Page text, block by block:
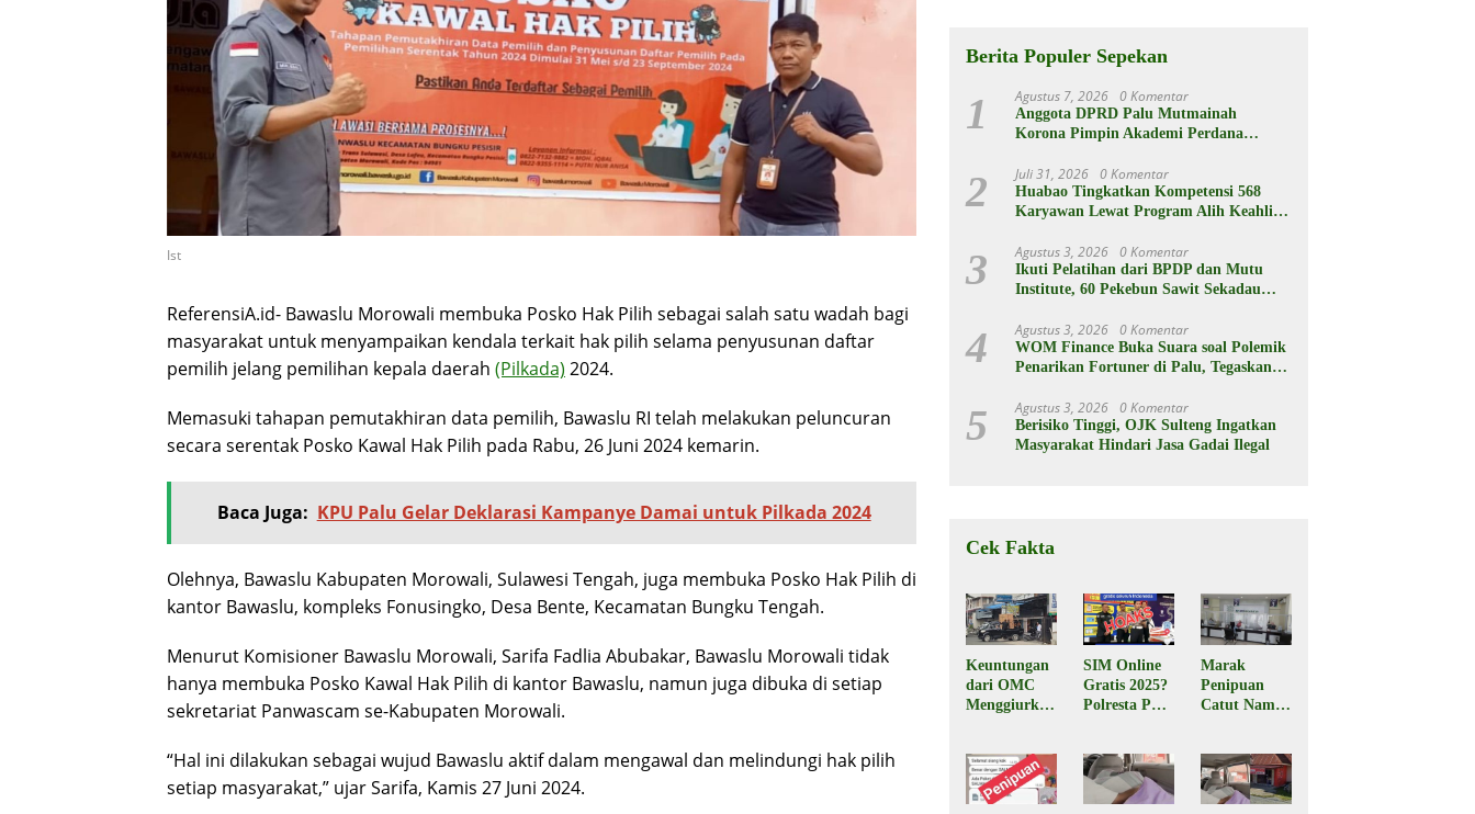
Ist
ReferensiA.id- Bawaslu Morowali membuka Posko Hak Pilih sebagai salah satu wadah bagi
masyarakat untuk menyampaikan kendala terkait hak pilih selama penyusunan daftar
pemilih jelang pemilihan kepala daerah (Pilkada) 2024.
Memasuki tahapan pemutakhiran data pemilih, Bawaslu RI telah melakukan peluncuran
secara serentak Posko Kawal Hak Pilih pada Rabu, 26 Juni 2024 kemarin.
Baca Juga: KPU Palu Gelar Deklarasi Kampanye Damai untuk Pilkada 2024
Olehnya, Bawaslu Kabupaten Morowali, Sulawesi Tengah, juga membuka Posko Hak Pilih di
kantor Bawaslu, kompleks Fonusingko, Desa Bente, Kecamatan Bungku Tengah.
Menurut Komisioner Bawaslu Morowali, Sarifa Fadlia Abubakar, Bawaslu Morowali tidak
hanya membuka Posko Kawal Hak Pilih di kantor Bawaslu, namun juga dibuka di setiap
sekretariat Panwascam se-Kabupaten Morowali.
“Hal ini dilakukan sebagai wujud Bawaslu aktif dalam mengawal dan melindungi hak pilih
setiap masyarakat,” ujar Sarifa, Kamis 27 Juni 2024.
Berita Populer Sepekan
1 Agustus 7, 2026 0 Komentar
Anggota DPRD Palu Mutmainah
Korona Pimpin Akademi Perdana
2 Juli 31, 2026 0 Komentar
Huabao Tingkatkan Kompetensi 568
Karyawan Lewat Program Alih Keahlian
3 Agustus 3, 2026 0 Komentar
Ikuti Pelatihan dari BPDP dan Mutu
Institute, 60 Pekebun Sawit Sekadau
Berkelanjutan
4 Agustus 3, 2026 0 Komentar
WOM Finance Buka Suara soal Polemik
Penarikan Fortuner di Palu, Tegaskan
5 Agustus 3, 2026 0 Komentar
Berisiko Tinggi, OJK Sulteng Ingatkan
Masyarakat Hindari Jasa Gadai Ilegal
Cek Fakta
Keuntungan
dari OMC
Menggiurkan
SIM Online
Gratis 2025?
Polresta Palu
Marak
Penipuan
Catut Nama
Masyarakat
Diminta
Waspada